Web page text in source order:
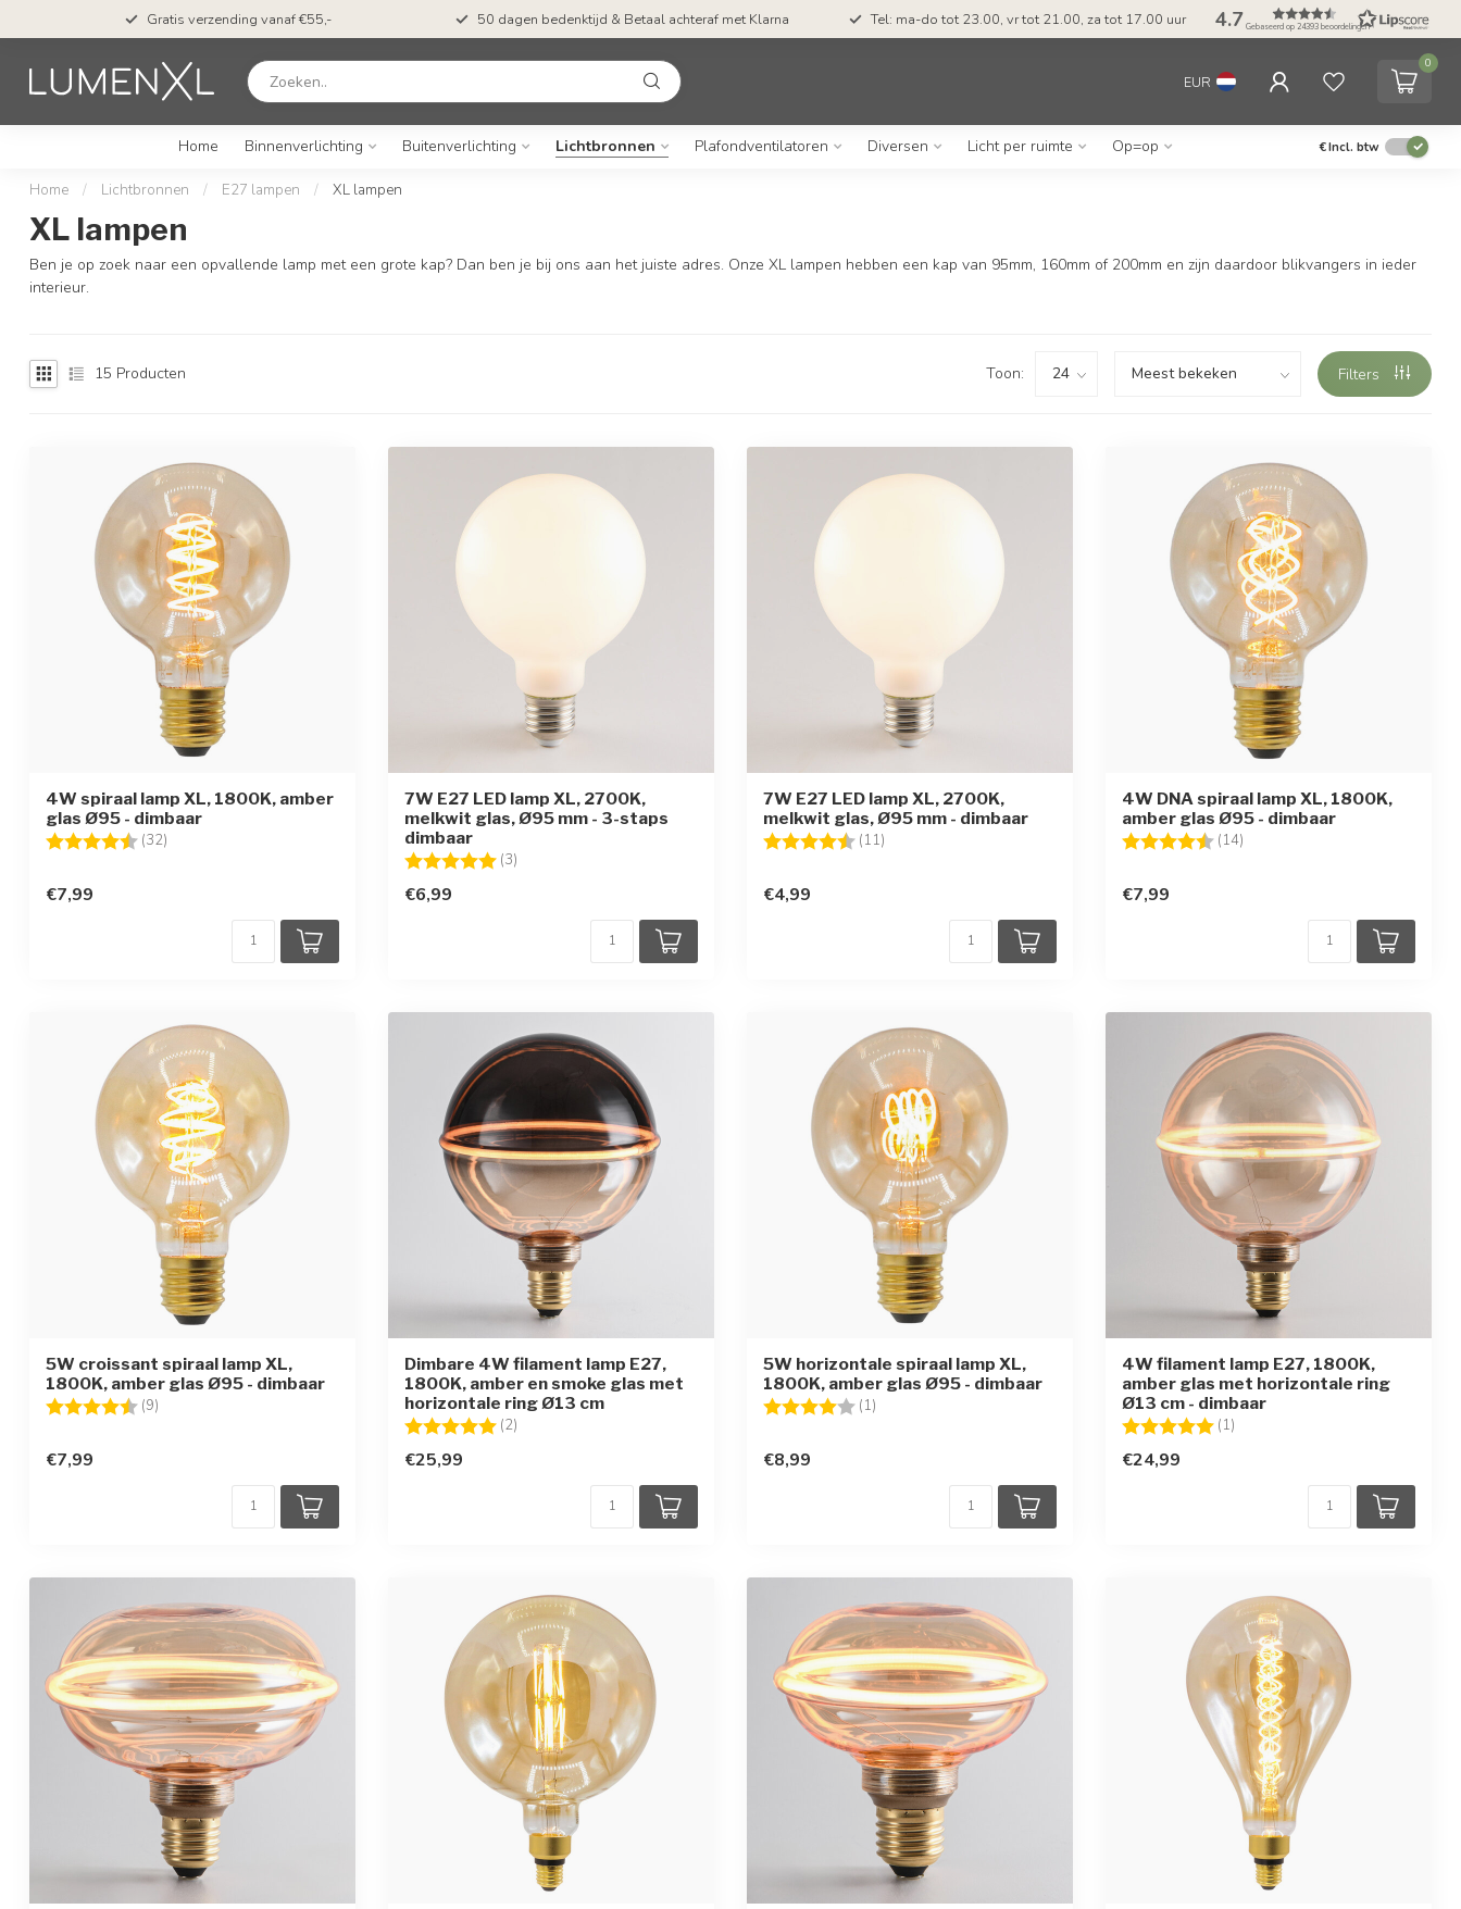
Gratis verzending vanaf €55,- 50 dagen bedenktijd & Betaal achteraf met Klarna Tel: ma-do tot 23.00, vr tot 21.00, za tot 17.00 uur 4.7 Gebaseerd op 24393 beoordelingen
EUR
0
Home Binnenverlichting Buitenverlichting Lichtbronnen Plafondventilatoren Diversen Licht per ruimte Op=op €Incl. btw
Home / Lichtbronnen / E27 lampen / XL lampen
XL lampen
Ben je op zoek naar een opvallende lamp met een grote kap? Dan ben je bij ons aan het juiste adres. Onze XL lampen hebben een kap van 95mm, 160mm of 200mm en zijn daardoor blikvangers in ieder
interieur.
15 Producten Toon: Filters
4W spiraal lamp XL, 1800K, amber
glas Ø95 - dimbaar
Beoordeling: (32)
€7,99
7W E27 LED lamp XL, 2700K,
melkwit glas, Ø95 mm - 3-staps
dimbaar
Beoordeling: (3)
€6,99
7W E27 LED lamp XL, 2700K,
melkwit glas, Ø95 mm - dimbaar
Beoordeling: (11)
€4,99
4W DNA spiraal lamp XL, 1800K,
amber glas Ø95 - dimbaar
Beoordeling: (14)
€7,99
5W croissant spiraal lamp XL,
1800K, amber glas Ø95 - dimbaar
Beoordeling: (9)
€7,99
Dimbare 4W filament lamp E27,
1800K, amber en smoke glas met
horizontale ring Ø13 cm
Beoordeling: (2)
€25,99
5W horizontale spiraal lamp XL,
1800K, amber glas Ø95 - dimbaar
Beoordeling: (1)
€8,99
4W filament lamp E27, 1800K,
amber glas met horizontale ring
Ø13 cm - dimbaar
Beoordeling: (1)
€24,99